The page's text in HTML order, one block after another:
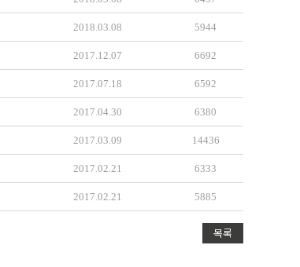
2018.03.08 5944
2017.12.07 6692
2017.07.18 6592
2017.04.30 6380
2017.03.09 14436
2017.02.21 6333
2017.02.21 5885
목록